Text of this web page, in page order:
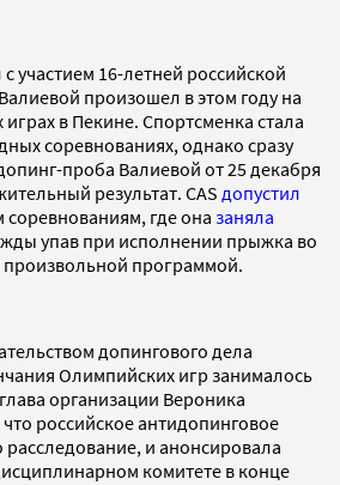
участием 16-летней российской
произошел в этом году на
в Пекине. Спортсменка стала
соревнованиях, однако сразу
проба Валиевой от 25 декабря
результат. CAS допустил
где она заняла
упав при исполнении прыжка во
произвольной программой.
допингового дела
Олимпийских игр занималось
организации Вероника
российское антидопинговое
расследование, и анонсировала
комитете в конце